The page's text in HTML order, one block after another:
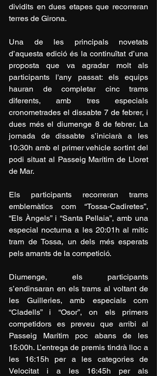
dividits en dues etapes que recorreran
terres de Girona.
Una de les principals novetats
d’aquesta edició és la continuïtat d’una
proposta que va agradar molt als
participants l'any passat: els equips
hauran de completar cinc trams
diferents, amb tres especials
cronometrades el dissabte 7 de febrer, i
dues més el diumenge 8 de febrer. La
jornada de dissabte s’iniciarà a les
10:30h amb el primer vehicle sortint del
podi situat al Passeig Marítim de Lloret
de Mar.
Els participants recorreran trams
emblemàtics com “Tossa-Cadiretes”,
“Els Àngels” i “Santa Pellaia”, amb una
especial nocturna a les 20:01h al mític
tram de Tossa, un dels més esperats
pels amants de la competició.
Diumenge, els participants
s’endinsaran en els trams al voltant de
les Guilleries, amb especials com
“Cladells” i “Osor”, on els primers
competidors es preveu que arribi al
Passeig Marítim poc abans de les
15:00h. L’entrega de premis tindrà lloc a
les 16:15h per a les categories de
Velocitat i a les 16:45h per als